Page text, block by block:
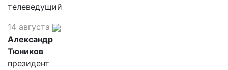
телеведущий
14 августа
Александр
Тюников
президент